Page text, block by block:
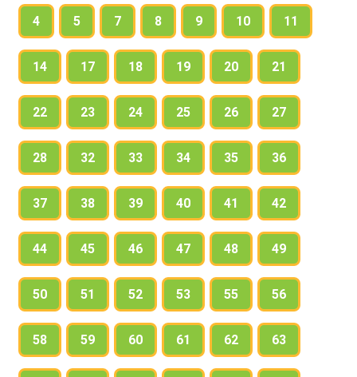
4 5 7 8 9 10 11
14 17 18 19 20 21
22 23 24 25 26 27
28 32 33 34 35 36
37 38 39 40 41 42
44 45 46 47 48 49
50 51 52 53 55 56
58 59 60 61 62 63